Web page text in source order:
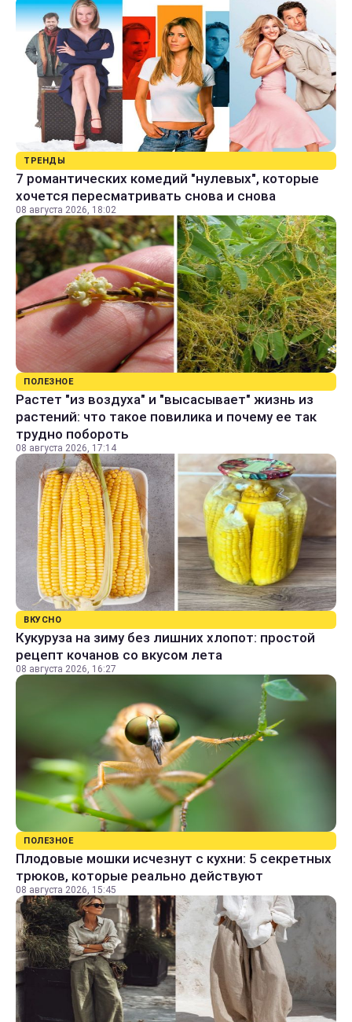
ТРЕНДЫ
7 романтических комедий "нулевых", которые
хочется пересматривать снова и снова
08 августа 2026, 18:02
ПОЛЕЗНОЕ
Растет "из воздуха" и "высасывает" жизнь из
растений: что такое повилика и почему ее так
трудно побороть
08 августа 2026, 17:14
ВКУСНО
Кукуруза на зиму без лишних хлопот: простой
рецепт кочанов со вкусом лета
08 августа 2026, 16:27
ПОЛЕЗНОЕ
Плодовые мошки исчезнут с кухни: 5 секретных
трюков, которые реально действуют
08 августа 2026, 15:45